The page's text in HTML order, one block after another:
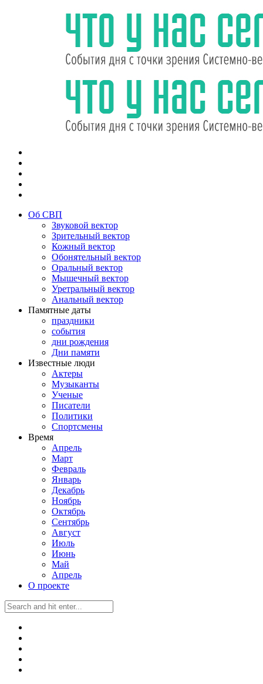
Об СВП
Звуковой вектор
Зрительный вектор
Кожный вектор
Обонятельный вектор
Оральный вектор
Мышечный вектор
Уретральный вектор
Анальный вектор
Памятные даты
праздники
события
дни рождения
Дни памяти
Известные люди
Актеры
Музыканты
Ученые
Писатели
Политики
Спортсмены
Время
Апрель
Март
Февраль
Январь
Декабрь
Ноябрь
Октябрь
Сентябрь
Август
Июль
Июнь
Май
Апрель
О проекте